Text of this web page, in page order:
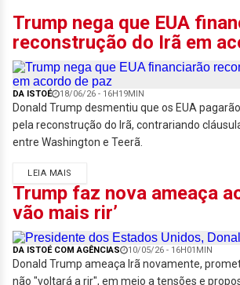
Trump nega que EUA
reconstrução do Irã em
DA ISTOÉ 18/06/26 - 16H19MIN
Donald Trump desmentiu que os EUA
pela reconstrução do Irã, contrariando
entre Washington e Teerã.
LEIA MAIS
Trump faz nova ameaça
vão mais rir’
DA ISTOÉ COM AGÊNCIAS 10/05/26 - 16H01MIN
Donald Trump ameaça Irã novamente,
não "voltará a rir", em meio a tensões e